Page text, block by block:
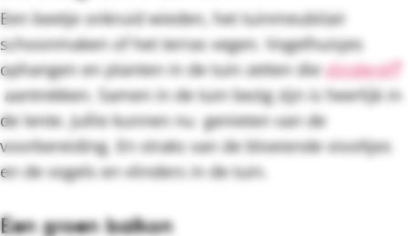
Een beetje onkruid wieden, het tuinmeubilair
schoonmaken of het terras vegen. Vogelhuisjes
ophangen en planten in de tuin zetten dievlinders
aantrekken. Samen in de tuin bezig zijn is heerlijk in
de lente. Jullie kunnen nu genieten van de
voorbereiding. En straks van de bloeiende viooltjes
en de vogels en vlinders in de tuin.
Een groen balkon